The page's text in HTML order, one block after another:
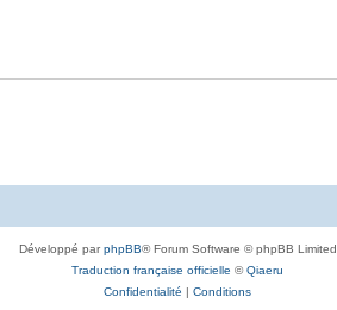
Développé parphpBB® Forum Software © phpBB Limited
Traduction française officielle ©Qiaeru
Confidentialité | Conditions